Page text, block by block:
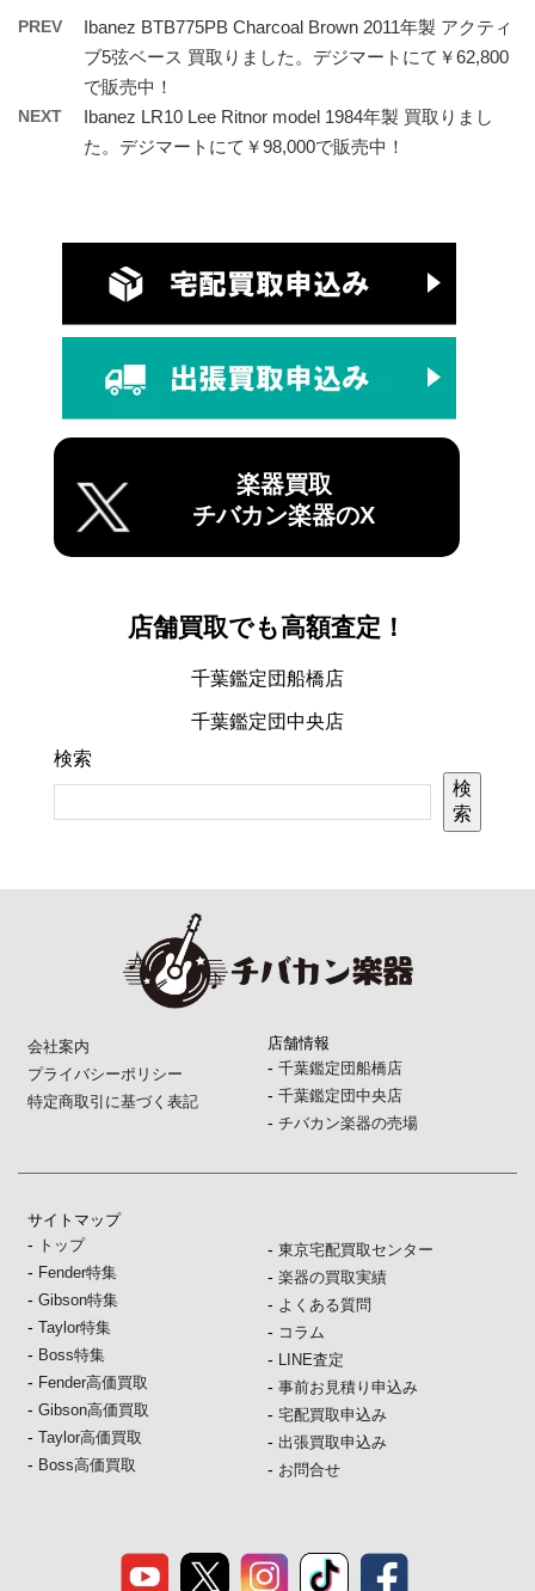
PREV
Ibanez BTB775PB Charcoal Brown 2011年製 アクティ
ブ5弦ベース 買取りました。デジマートにて￥62,800
で販売中！
NEXT
Ibanez LR10 Lee Ritnor model 1984年製 買取りまし
た。デジマートにて￥98,000で販売中！
楽器買取
チバカン楽器のX
店舗買取でも高額査定！
千葉鑑定団船橋店
千葉鑑定団中央店
検索
検
索
会社案内
プライバシーポリシー
特定商取引に基づく表記
店舗情報
- 千葉鑑定団船橋店
- 千葉鑑定団中央店
- チバカン楽器の売場
サイトマップ
- トップ
- Fender特集
-Gibson特集
-Taylor特集
- Boss特集
- Fender高価買取
-Gibson高価買取
-Taylor高価買取
- Boss高価買取
- 東京宅配買取センター
- 楽器の買取実績
- よくある質問
- コラム
- LINE査定
- 事前お見積り申込み
- 宅配買取申込み
- 出張買取申込み
- お問合せ